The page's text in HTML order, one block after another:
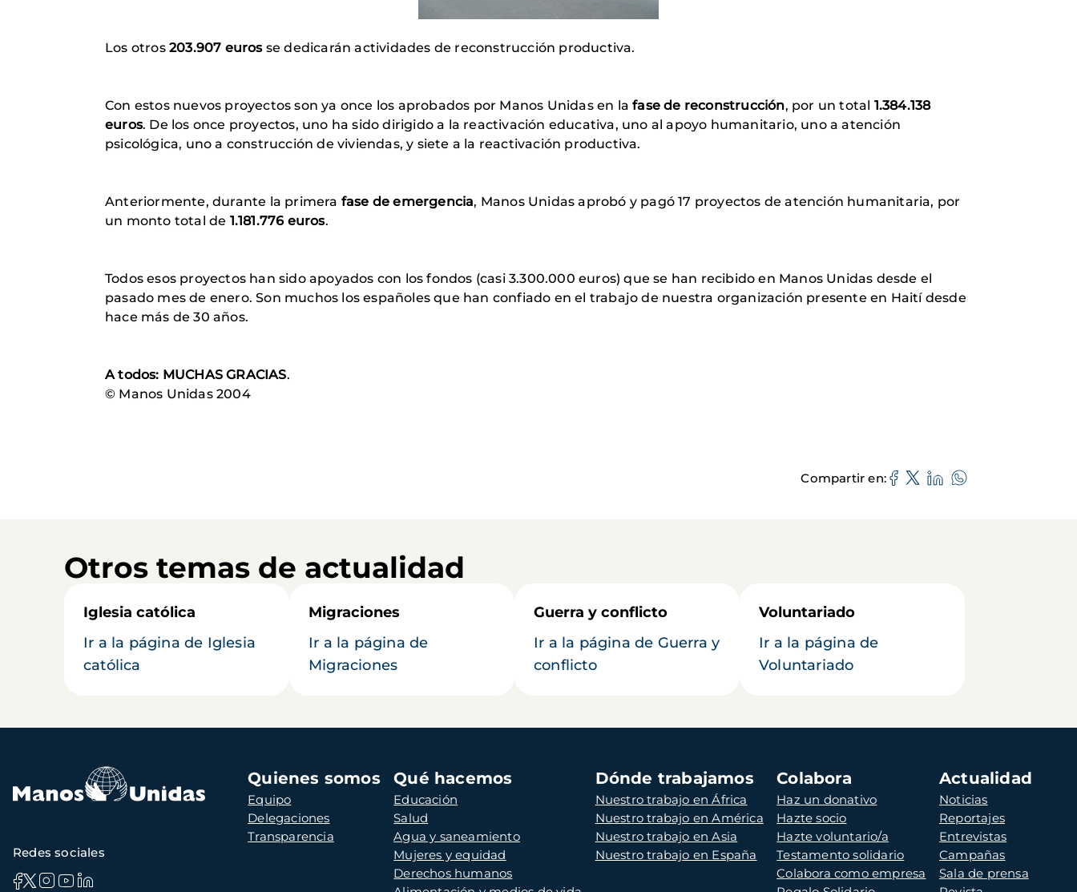
Los otros 203.907 eurosse dedicarán actividades de reconstrucción productiva.
Con estos nuevos proyectos son ya once los aprobados por Manos Unidas en lafase de reconstrucción, por un total 1.384.138
euros. De los once proyectos, uno ha sido dirigido a la reactivación educativa, uno al apoyo humanitario, uno a atención
psicológica, uno a construcción de viviendas, y siete a la reactivación productiva.
Anteriormente, durante la primera fase de emergencia, Manos Unidas aprobó y pagó 17 proyectos de atención humanitaria, por
un monto total de 1.181.776 euros.
Todos esos proyectos han sido apoyados con los fondos (casi 3.300.000 euros) que se han recibido en Manos Unidas desde el
pasado mes de enero. Son muchos los españoles que han confiado en el trabajo de nuestra organización presente en Haití desde
hace más de 30 años.
A todos: MUCHAS GRACIAS.
© Manos Unidas 2004
Compartir en
Otros temas de actualidad
Iglesia católica
Ir a la página de Iglesia
católica
Migraciones
Ir a la página de
Migraciones
Guerra y conflicto
Ir a la página de Guerra y
conflicto
Voluntariado
Ir a la página de
Voluntariado
Navegación
principal
Quienes somos
Equipo
Delegaciones
Transparencia
Qué hacemos
Educación
Salud
Agua y saneamiento
Mujeres y equidad
Derechos humanos
Dónde trabajamos
Nuestro trabajo en África
Nuestro trabajo en América
Nuestro trabajo en Asia
Nuestro trabajo en España
Colabora
Haz un donativo
Hazte socio
Hazte voluntario/a
Testamento solidario
Colabora como empresa
Actualidad
Noticias
Reportajes
Entrevistas
Campañas
Sala de prensa
Redes sociales